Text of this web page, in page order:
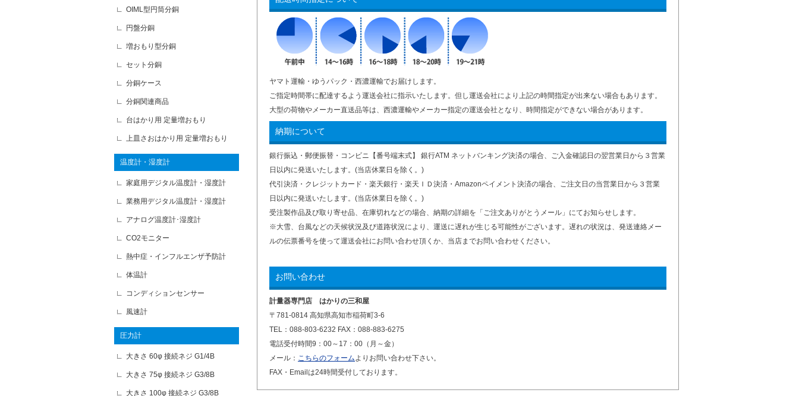
ヤマト運輸・ゆうパック・西濃運輸でお届けします。
ご指定時間帯に配達するよう運送会社に指示いたします。但し運送会社により上記の時間指定が出来ない場合もあります。
大型の荷物やメーカー直送品等は、西濃運輸やメーカー指定の運送会社となり、時間指定ができない場合があります。
納期について
銀行振込・郵便振替・コンビニ【番号端末式】 銀行ATM ネットバンキング決済の場合、ご入金確認日の翌営業日から３営業
日以内に発送いたします。(当店休業日を除く。)
代引決済・クレジットカード・楽天銀行・楽天ＩＤ決済・Amazonペイメント決済の場合、ご注文日の当営業日から３営業
日以内に発送いたします。(当店休業日を除く。)
受注製作品及び取り寄せ品、在庫切れなどの場合、納期の詳細を「ご注文ありがとうメール」にてお知らせします。
※大雪、台風などの天候状況及び道路状況により、運送に遅れが生じる可能性がございます。遅れの状況は、発送連絡メー
ルの伝票番号を使って運送会社にお問い合わせ頂くか、当店までお問い合わせください。
お問い合わせ
計量器専門店 はかりの三和屋
〒781-0814 高知県高知市稲荷町3-6
TEL：088-803-6232 FAX：088-883-6275
電話受付時間9：00～17：00（月～金）
メール： こちらのフォームよりお問い合わせ下さい。
FAX・Emailは24時間受付しております。
OIML型円筒分銅
円盤分銅
増おもり型分銅
セット分銅
分銅ケース
分銅関連商品
台はかり用 定量増おもり
上皿さおはかり用 定量増おもり
温度計・湿度計
家庭用デジタル温度計・湿度計
業務用デジタル温度計・湿度計
アナログ温度計･湿度計
CO2モニター
熱中症・インフルエンザ予防計
体温計
コンディションセンサー
風速計
圧力計
大きさ 60φ 接続ネジ G1/4B
大きさ 75φ 接続ネジ G3/8B
大きさ 100φ 接続ネジ G3/8B